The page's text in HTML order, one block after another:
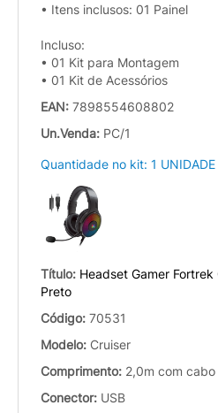
• Itens inclusos: 01 Painel
Incluso:
• 01 Kit para Montagem
• 01 Kit de Acessórios
EAN: 7898554608802
Un.Venda: PC/1
Quantidade no kit: 1 UNIDADE
Título: Headset Gamer Fortrek
Preto
Código: 70531
Modelo: Cruiser
Comprimento: 2,0m com
Conector: USB